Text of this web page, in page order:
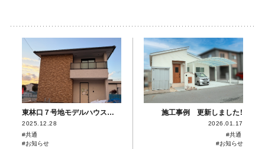
東林口７号地モデルハウスレポート１
2025.12.28
#共通
#お知らせ
施工事例 更新しました！
2026.01.17
#共通
#お知らせ